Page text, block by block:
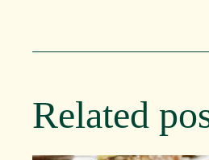
Related